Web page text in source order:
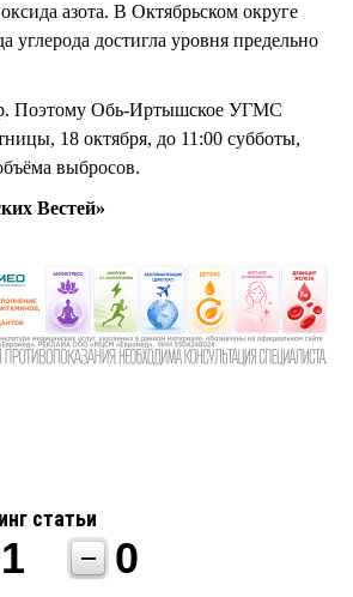
азота. В Октябрьском округе
достигла уровня предельно
Поэтому Обь-Иртышское УГМС
18 октября, до 11:00 субботы,
выбросов.
Вестей»
статьи
1 0